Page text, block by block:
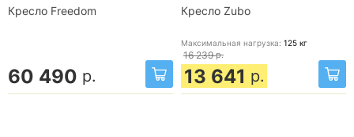
Кресло Freedom
60 490 р.
Кресло Zubo
Максимальная нагрузка: 125 кг
16 239 р.
13 641 р.